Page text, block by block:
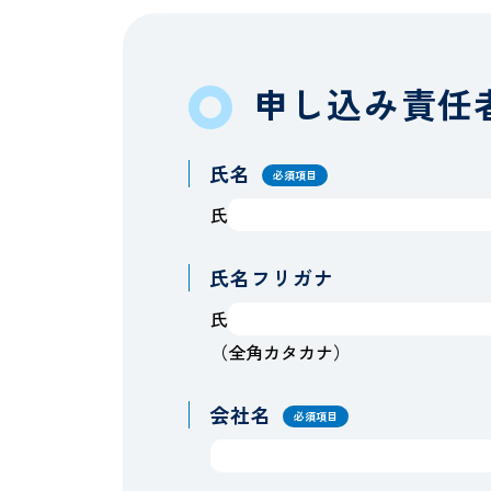
申し込み責任
氏名 必須項目
氏
氏名フリガナ
氏
（全角カタカナ）
会社名 必須項目